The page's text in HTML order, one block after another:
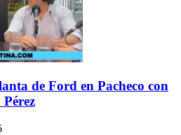
de Ford en Pacheco con